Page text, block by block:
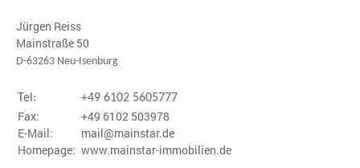
Jürgen Reiss
Mainstraße 50
D-63263 Neu-Isenburg
Tel:
Fax:
E-Mail:
Homepage:
+49 6102 5605777
+49 6102 503978
mail@mainstar.de
www.mainstar-immobilien.de